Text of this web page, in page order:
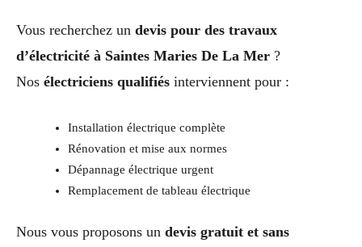
Vous recherchez un devis pour des travaux
d’électricité à Saintes Maries De La Mer ?
Nos électriciens qualifiés interviennent pour :
Installation électrique complète
Rénovation et mise aux normes
Dépannage électrique urgent
Remplacement de tableau électrique
Nous vous proposons un devis gratuit et sans